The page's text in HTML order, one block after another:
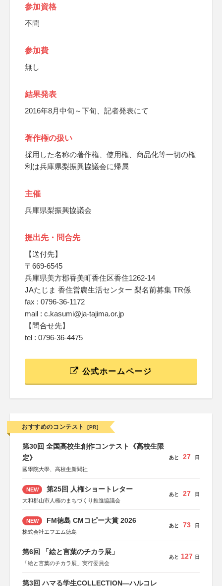
参加資格
不問
参加費
無し
結果発表
2016年8月中旬～下旬、記者発表にて
著作権の扱い
採用した名称の著作権、使用権、商品化等一切の権
利は兵庫県梨振興協議会に帰属
主催
兵庫県梨振興協議会
提出先・問合先
【送付先】
〒669-6545
兵庫県美方郡香美町香住区香住1262-14
JAたじま 香住営農生活センター 梨名前募集 TR係
fax : 0796-36-1172
mail : c.kasumi@ja-tajima.or.jp
【問合せ先】
tel : 0796-36-4475
公式ホームページ
おすすめのコンテスト [PR]
第30回 全国高校生創作コンテスト《高校生限
定》
國學院大學、高校生新聞社
あと 27 日
NEW 第25回 人権ショートレター
大和郡山市人権のまちづくり推進協議会
あと 27 日
NEW FM徳島 CMコピー大賞 2026
株式会社エフエム徳島
あと 73 日
第6回 「絵と言葉のチカラ展」
「絵と言葉のチカラ展」実行委員会
あと 127 日
第3回 ハマる学生COLLECTION―ハルコレ